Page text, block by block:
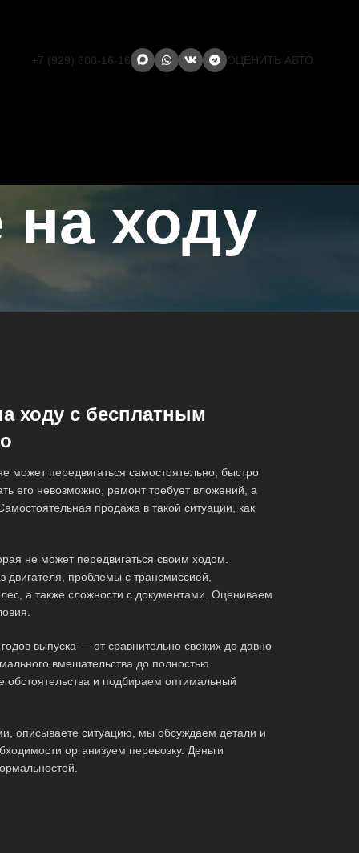
+7 (929) 600-16-16 ОЦЕНИТЬ АВТО
ходу
ходу с бесплатным
может передвигаться самостоятельно, быстро
его невозможно, ремонт требует вложений, а
продажа в такой ситуации, как
не может передвигаться своим ходом.
проблемы с трансмиссией,
а также сложности с документами. Оцениваем
выпуска — от сравнительно свежих до давно
вмешательства до полностью
и подбираем оптимальный
описываете ситуацию, мы обсуждаем детали и
организуем перевозку. Деньги